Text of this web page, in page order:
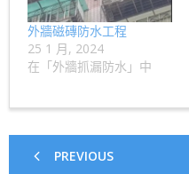
外牆磁磚防水工程
25 1 月, 2024
在「外牆抓漏防水」中
PREVIOUS